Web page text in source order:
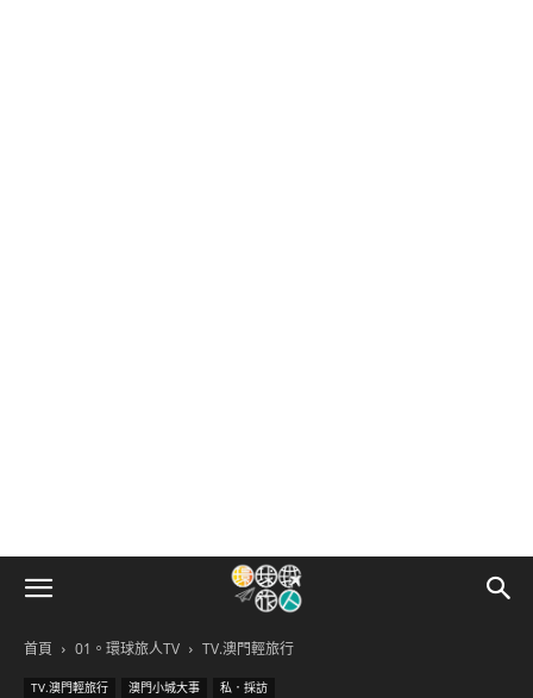
首頁 01。環球旅人TV TV.澳門輕旅行
TV.澳門輕旅行 澳門小城大事 私．採訪